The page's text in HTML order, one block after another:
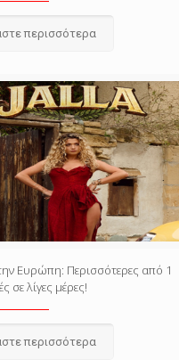
περισσότερα
Ευρώπη: Περισσότερες από 1
σε λίγες μέρες!
περισσότερα